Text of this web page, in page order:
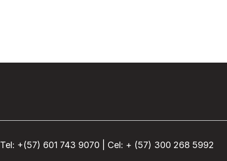
Tel: +(57) 601 743 9070 | Cel: + (57) 300 268 5992